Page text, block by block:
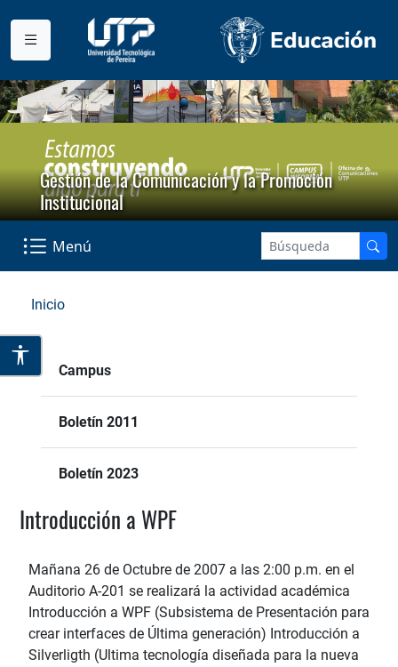
Gestión de la Comunicación y la Promoción
Institucional
Menú
Inicio
Campus
Boletín 2011
Boletín 2023
Introducción a WPF
Mañana 26 de Octubre de 2007 a las 2:00 p.m. en el
Auditorio A-201 se realizará la actividad académica
Introducción a WPF (Subsistema de Presentación para
crear interfaces de Última generación) Introducción a
Silverligth (Ultima tecnología diseñada para la nueva